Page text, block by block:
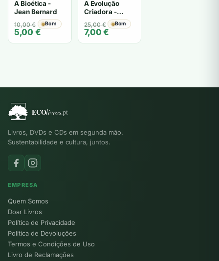
A Bioética -
Jean Bernard
10,00€
O
preço
original
5,00 €
O
preço
atual
Bom
A Evolução
Criadora -
Henri Bergson
25,00€
O
preço
original
7,00€
O
preço
atual
Bom
Livros, DVDs e CDs em segunda mão.
Sustentabilidade e cultura, juntos.
EMPRESA
Quem Somos
Doar Livros
Política de Privacidade
Política de Devoluções
Termos e Condições de Uso
Livro de Reclamações